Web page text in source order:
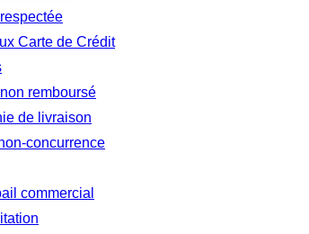
Carte de Crédit
remboursé
de livraison
concurrence
commercial